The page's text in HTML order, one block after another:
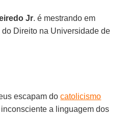
Jr. é mestrando em
Direito na Universidade de
escapam docatolicismo
a linguagem dos